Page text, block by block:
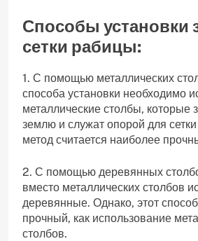
Способы установки
сетки рабицы:
1. С помощью металлических
способа установки необходимо
металлические столбы, которые
землю и служат опорой для
метод считается наиболее
2. С помощью деревянных
вместо металлических столбов
деревянные. Однако, этот
прочный, как использование
столбов.